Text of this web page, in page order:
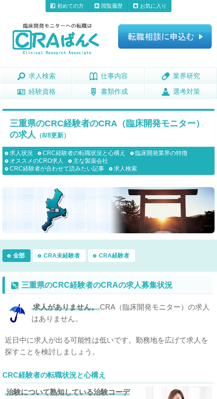
初めての方 閲覧履歴 お気に入り
求人検索
求人検索 仕事内容
仕事内容 業界研究
業界研究
経験資格
経験資格 書類作成
書類作成 選考対策
選考対策
三重県のCRC経験者のCRA（臨床開発モニター）
の求人 （8/8更新）
求人状況 CRC経験者の転職状況と心構え
臨床開発業界の特徴
オススメのCRO求人
主な製薬会社
CRC経験者が合わせて読みたい記事
求人検索
全部 CRA未経験者 CRA経験者
三重県のCRC経験者のCRAの求人募集状況
求人がありません。CRA（臨床開発モニター）の求人
はありません。
近日中に求人が出る可能性は低いです。勤務地を広げて求人を
探すことを検討しましょう。
CRC経験者の転職状況と心構え
治験について熟知している治験コーデ